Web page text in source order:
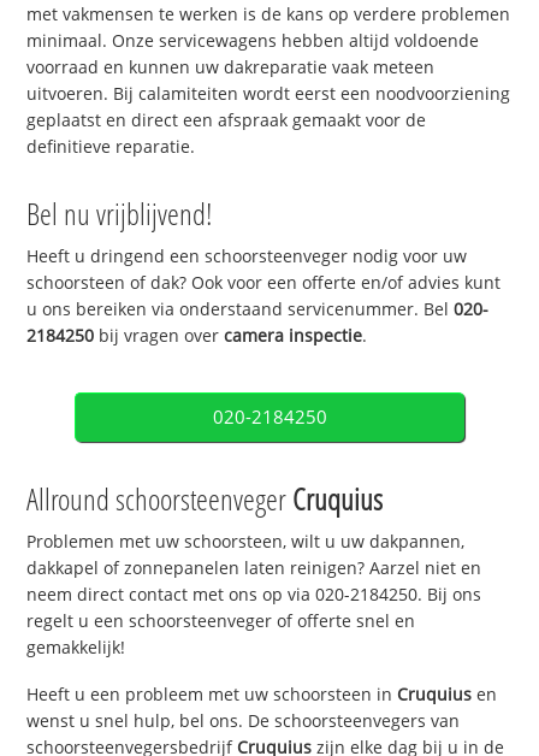
met vakmensen te werken is de kans op verdere problemen
minimaal. Onze servicewagens hebben altijd voldoende
voorraad en kunnen uw dakreparatie vaak meteen
uitvoeren. Bij calamiteiten wordt eerst een noodvoorziening
geplaatst en direct een afspraak gemaakt voor de
definitieve reparatie.
Bel nu vrijblijvend!
Heeft u dringend een schoorsteenveger nodig voor uw
schoorsteen of dak? Ook voor een offerte en/of advies kunt
u ons bereiken via onderstaand servicenummer. Bel020-
2184250 bij vragen overcamera inspectie.
020-2184250
Allround schoorsteenvegerCruquius
Problemen met uw schoorsteen, wilt u uw dakpannen,
dakkapel of zonnepanelen laten reinigen? Aarzel niet en
neem direct contact met ons op via 020-2184250. Bij ons
regelt u een schoorsteenveger of offerte snel en
gemakkelijk!
Heeft u een probleem met uw schoorsteen inCruquius en
wenst u snel hulp, bel ons. De schoorsteenvegers van
schoorsteenvegersbedrijfCruquius zijn elke dag bij u in de